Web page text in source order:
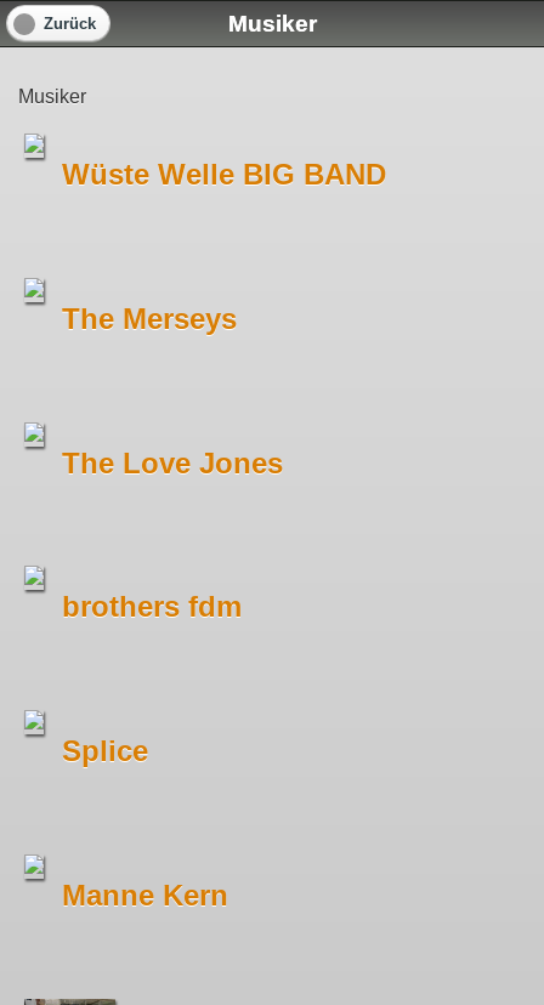
Musiker
Zurück
Musiker
Wüste Welle BIG BAND
The Merseys
The Love Jones
brothers fdm
Splice
Manne Kern